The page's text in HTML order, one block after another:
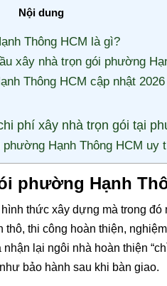
Nội dung
Thông HCM là gì?
xây nhà trọn gói phường
Thông HCM cập nhật 2026
phí xây nhà trọn gói tại
Hạnh Thông HCM uy
phường Hạnh
thức xây dựng mà trong đó
thi công hoàn thiện,
lại ngôi nhà hoàn thiện
bảo hành sau khi bàn giao.